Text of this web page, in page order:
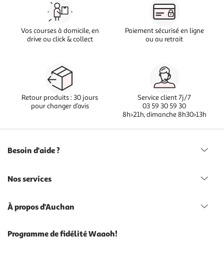
Vos courses à domicile, en
drive ou click & collect
Paiement sécurisé en ligne
ou au retrait
Retour produits : 30 jours
pour changer d’avis
Service client 7j/7
03 59 30 59 30
8h>21h, dimanche 8h30>13h
Besoin d'aide ?
Nos services
À propos d'Auchan
Programme de fidélité Waaoh!